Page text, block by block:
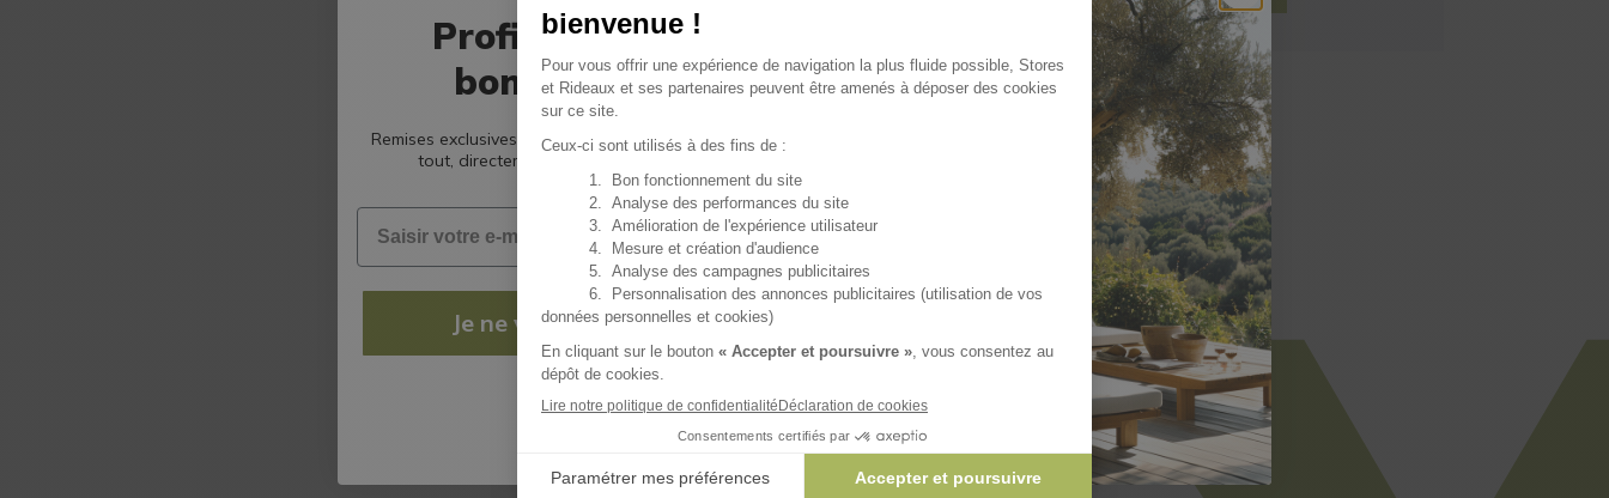
Profitez de nos
bons plans !
Remises exclusives, bons plans et conseils : recevez
tout, directement dans votre boîte mail.
Email
Je ne veux rien rater !
Non, merci